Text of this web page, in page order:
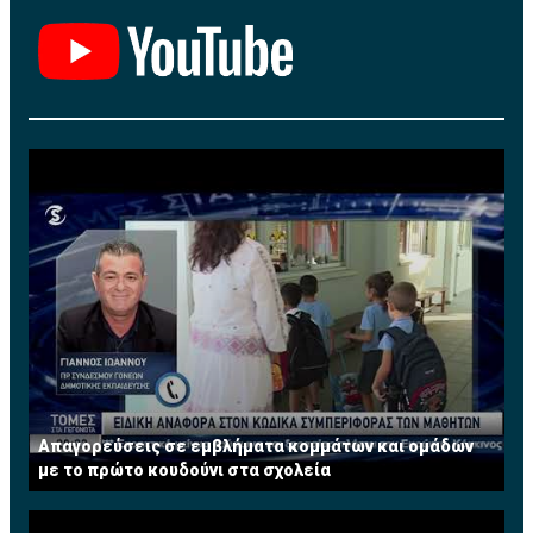
Απαγορεύσεις σε εμβλήματα κομμάτων και ομάδων
με το πρώτο κουδούνι στα σχολεία